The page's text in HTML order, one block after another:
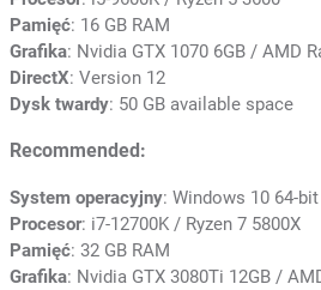
Pamięć: 16 GB RAM
Grafika: Nvidia GTX 1070 6GB / AMD
DirectX: Version 12
Dysk twardy: 50 GB available space
Recommended:
System operacyjny: Windows 10 64-
Procesor: i7-12700K / Ryzen 7 5800X
Pamięć: 32 GB RAM
Grafika: Nvidia GTX 3080Ti 12GB /